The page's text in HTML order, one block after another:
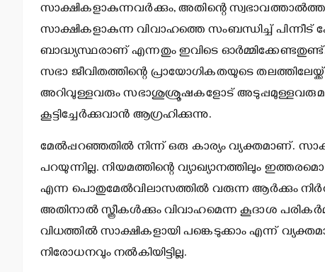
സാക്ഷികളാകുന്നവര്‍ക്കും, അതിന്റെ
സാക്ഷികളാകുന്ന വിവാഹത്തെ സംബന്ധിച്ച്
ബാദ്ധ്യസ്ഥരാണ് എന്നതും ഇവിടെ ഓര്‍മ്മിക്കേണ്ടതുണ്ട്.
സഭാ ജീവിതത്തിന്റെ പ്രായോഗികതയുടെ
അറിവുള്ളവരും സഭാശുശ്രൂഷകളോട്
കൂട്ടിച്ചേര്‍ക്കുവാന്‍ ആഗ്രഹിക്കുന്നു.
മേല്‍പ്പറഞ്ഞതില്‍ നിന്ന് ഒരു കാര്യം വ്യക്തമാണ്.
പറയുന്നില്ല. നിയമത്തിന്റെ വ്യാഖ്യാനത്തിലും
എന്ന പൊതുമേല്‍വിലാസത്തില്‍ വരുന്ന ആര്‍ക്കും
അതിനാല്‍ സ്ത്രീകള്‍ക്കും വിവാഹമെന്ന കൂദാശ
വിധത്തില്‍ സാക്ഷികളായി പങ്കെടുക്കാം എന്ന്
നിരോധനവും നല്‍കിയിട്ടില്ല.